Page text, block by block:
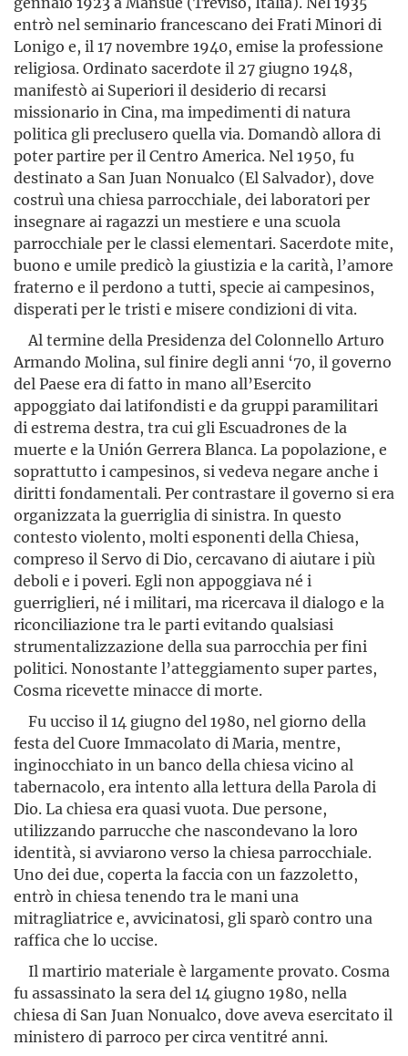
entrò nel seminario francescano dei Frati Minori di
Lonigo e, il 17 novembre 1940, emise la professione
religiosa. Ordinato sacerdote il 27 giugno 1948,
manifestò ai Superiori il desiderio di recarsi
missionario in Cina, ma impedimenti di natura
politica gli preclusero quella via. Domandò allora di
poter partire per il Centro America. Nel 1950, fu
destinato a San Juan Nonualco (El Salvador), dove
costruì una chiesa parrocchiale, dei laboratori per
insegnare ai ragazzi un mestiere e una scuola
parrocchiale per le classi elementari. Sacerdote mite,
buono e umile predicò la giustizia e la carità, l’amore
fraterno e il perdono a tutti, specie ai campesinos,
disperati per le tristi e misere condizioni di vita.
Al termine della Presidenza del Colonnello Arturo
Armando Molina, sul finire degli anni ‘70, il governo
del Paese era di fatto in mano all’Esercito
appoggiato dai latifondisti e da gruppi paramilitari
di estrema destra, tra cui gli Escuadrones de la
muerte e la Unión Gerrera Blanca. La popolazione, e
soprattutto i campesinos, si vedeva negare anche i
diritti fondamentali. Per contrastare il governo si era
organizzata la guerriglia di sinistra. In questo
contesto violento, molti esponenti della Chiesa,
compreso il Servo di Dio, cercavano di aiutare i più
deboli e i poveri. Egli non appoggiava né i
guerriglieri, né i militari, ma ricercava il dialogo e la
riconciliazione tra le parti evitando qualsiasi
strumentalizzazione della sua parrocchia per fini
politici. Nonostante l’atteggiamento super partes,
Cosma ricevette minacce di morte.
Fu ucciso il 14 giugno del 1980, nel giorno della
festa del Cuore Immacolato di Maria, mentre,
inginocchiato in un banco della chiesa vicino al
tabernacolo, era intento alla lettura della Parola di
Dio. La chiesa era quasi vuota. Due persone,
utilizzando parrucche che nascondevano la loro
identità, si avviarono verso la chiesa parrocchiale.
Uno dei due, coperta la faccia con un fazzoletto,
entrò in chiesa tenendo tra le mani una
mitragliatrice e, avvicinatosi, gli sparò contro una
raffica che lo uccise.
Il martirio materiale è largamente provato. Cosma
fu assassinato la sera del 14 giugno 1980, nella
chiesa di San Juan Nonualco, dove aveva esercitato il
ministero di parroco per circa ventitré anni.